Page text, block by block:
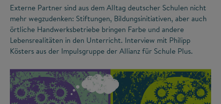
Externe Partner sind aus dem Alltag deutscher Schulen nicht
mehr wegzudenken: Stiftungen, Bildungsinitiativen, aber auch
örtliche Handwerksbetriebe bringen Farbe und andere
Lebensrealitäten in den Unterricht. Interview mit Philipp
Kösters aus der Impulsgruppe der Allianz für Schule Plus.